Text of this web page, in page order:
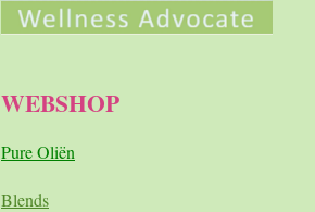
WEBSHOP
Pure Oliën
Blends